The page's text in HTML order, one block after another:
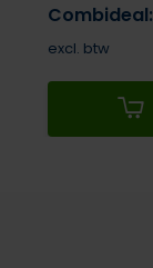
Combideal:
excl. btw